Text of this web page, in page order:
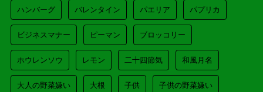
ハンバーグ バレンタイン パエリア パプリカ
ビジネスマナー ピーマン ブロッコリー
ホウレンソウ レモン 二十四節気 和風月名
大人の野菜嫌い 大根 子供 子供の野菜嫌い